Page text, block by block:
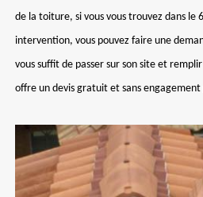
de la toiture, si vous vous trouvez dans le
intervention, vous pouvez faire une
vous suffit de passer sur son site et
offre un devis gratuit et sans